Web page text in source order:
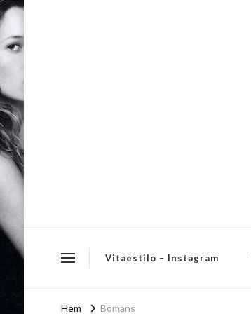
Vitaestilo – Instagram
Hem Bomans